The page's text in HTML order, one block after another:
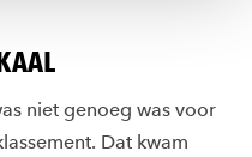
niet genoeg was voor
Dat kwam